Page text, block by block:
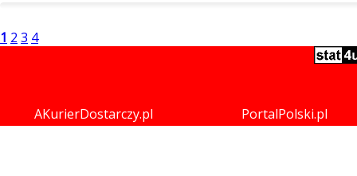
1 2 3 4
AKurierDostarczy.pl PortalPolski.pl